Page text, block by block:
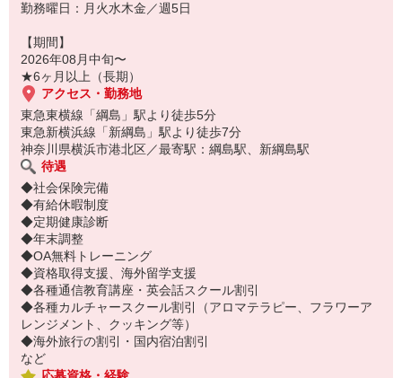
勤務曜日：月火水木金／週5日
【期間】
2026年08月中旬〜
★6ヶ月以上（長期）
アクセス・勤務地
東急東横線「綱島」駅より徒歩5分
東急新横浜線「新綱島」駅より徒歩7分
神奈川県横浜市港北区／最寄駅：綱島駅、新綱島駅
待遇
◆社会保険完備
◆有給休暇制度
◆定期健康診断
◆年末調整
◆OA無料トレーニング
◆資格取得支援、海外留学支援
◆各種通信教育講座・英会話スクール割引
◆各種カルチャースクール割引（アロマテラピー、フラワーア
レンジメント、クッキング等）
◆海外旅行の割引・国内宿泊割引
など